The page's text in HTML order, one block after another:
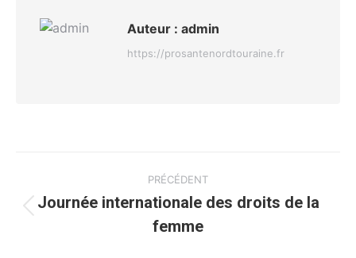
Auteur : admin
https://prosantenordtouraine.fr
Navigation
article
PRÉCÉDENT
précédent
Journée internationale des droits de la
femme